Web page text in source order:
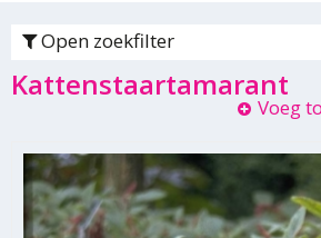
Open zoekfilter
Kattenstaartamarant
Voeg